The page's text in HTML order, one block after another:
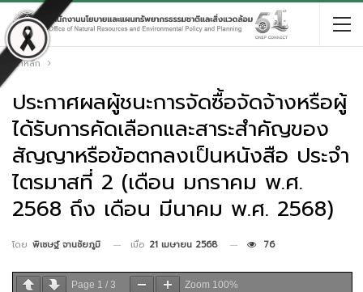
หน้าหลัก
ประกาศผลผู้ชนะการจัดซื้อจัดจ้างหรือผู้
ได้รับการคัดเลือกและสาระสำคัญของ
สัญญาหรือข้อตกลงเป็นหนังสือ ประจำ
ไตรมาสที่ 2 (เดือน มกราคม พ.ศ.
2568 ถึง เดือน มีนาคม พ.ศ. 2568)
โดย พิเชษฐ์ จานชัยภูมิ เมื่อ 21 เมษายน 2568 76
Page 1 / 3 Zoom 100%